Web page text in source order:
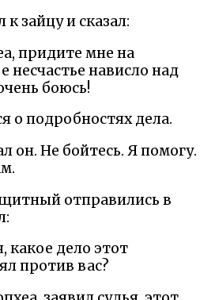
зайцу и сказал:
придите мне на
нависло над
боюсь!
о подробностях дела.
он. Не бойтесь. Я помогу.
отправились в
какое дело этот
против вас?